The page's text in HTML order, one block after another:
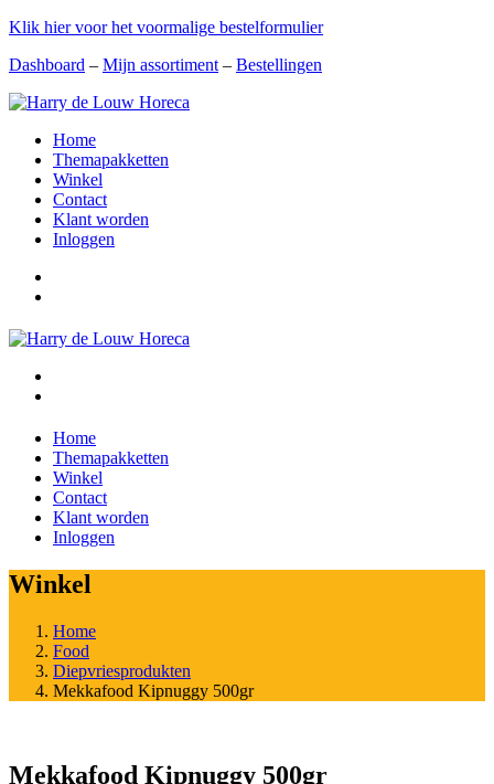
Klik hier voor het voormalige bestelformulier
Dashboard – Mijn assortiment – Bestellingen
Home
Themapakketten
Winkel
Contact
Klant worden
Inloggen
Home
Themapakketten
Winkel
Contact
Klant worden
Inloggen
Winkel
Home
Food
Diepvriesprodukten
Mekkafood Kipnuggy 500gr
Mekkafood Kipnuggy 500gr